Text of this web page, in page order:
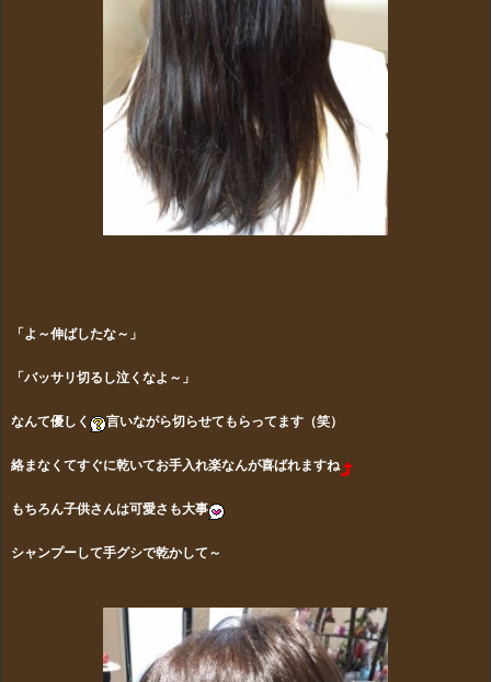
「よ～伸ばしたな～」
「バッサリ切るし泣くなよ～」
なんて優しく 言いながら切らせてもらってます（笑）
絡まなくてすぐに乾いてお手入れ楽なんが喜ばれますね
もちろん子供さんは可愛さも大事
シャンプーして手グシで乾かして～